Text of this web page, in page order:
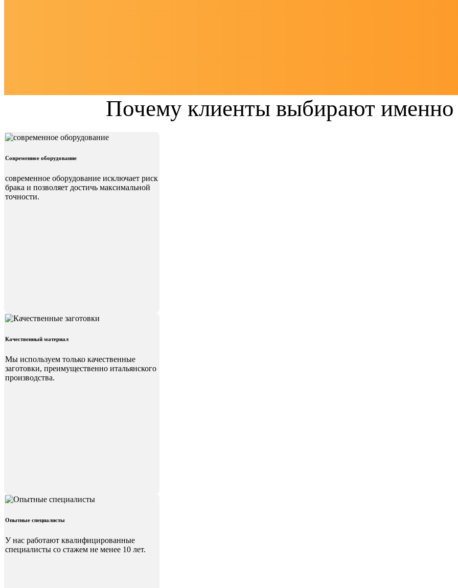
Почему клиенты выбирают именно
Современное оборудование
современное оборудование исключает риск
брака и позволяет достичь максимальной
точности.
Качественный материал
Мы используем только качественные
заготовки, преимущественно итальянского
производства.
Опытные специалисты
У нас работают квалифицированные
специалисты со стажем не менее 10 лет.